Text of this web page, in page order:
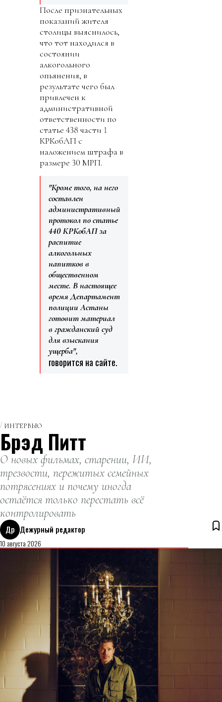
После признательных
показаний жителя
столицы выяснилось,
что тот находился в
состоянии
алкогольного
опьянения, в
результате чего был
привлечен к
административной
ответственности по
статье 438 части 1
КРКобАП с
наложением штрафа в
размере 30 МРП.
"Кроме того, на него
составлен
административный
протокол по статье
440 КРКобАП за
распитие
алкогольных
напитков в
общественном
месте. В настоящее
время Департамент
полиции Астаны
готовит материал
в гражданский суд
для взыскания
ущерба",
говорится на сайте.
ИНТЕРВЬЮ
Брэд Питт
О новых фильмах, старении, ИИ,
трезвости, пережитых семейных
потрясениях и почему иногда
остаётся только перестать всё
контролировать
Др Дежурный редактор
10 августа 2026